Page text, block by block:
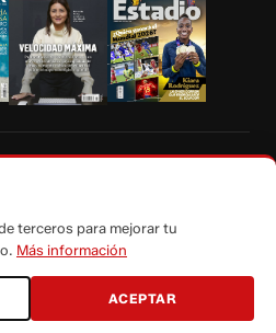
los contenidos de Vistazo.com.
terceros para mejorar tu
Más información
ACEPTAR